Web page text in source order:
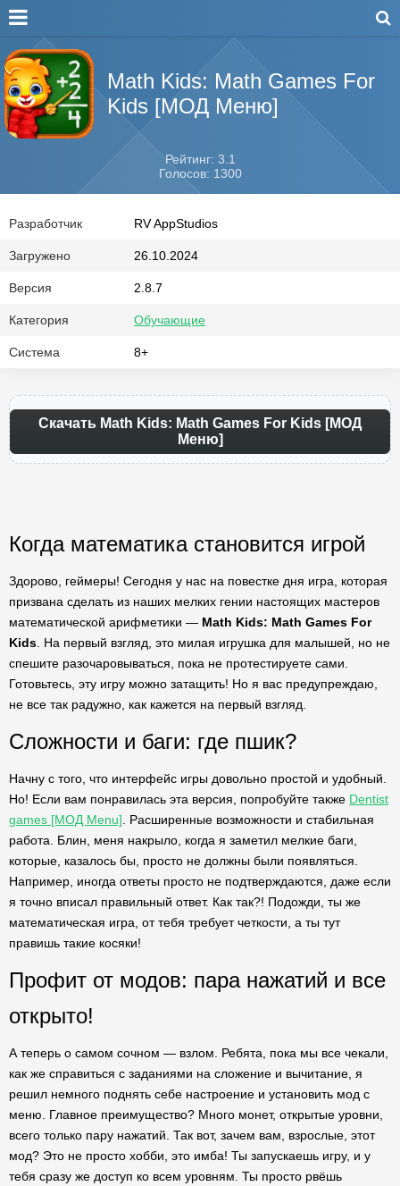
Math Kids: Math Games For
Kids [МОД Меню]
Рейтинг: 3.1
Голосов: 1300
Разработчик RV AppStudios
Загружено 26.10.2024
Версия 2.8.7
Категория Обучающие
Система 8+
Скачать Math Kids: Math Games For Kids [МОД
Меню]
Когда математика становится игрой
Здорово, геймеры! Сегодня у нас на повестке дня игра, которая
призвана сделать из наших мелких гении настоящих мастеров
математической арифметики — Math Kids: Math Games For
Kids . На первый взгляд, это милая игрушка для малышей, но не
спешите разочаровываться, пока не протестируете сами.
Готовьтесь, эту игру можно затащить! Но я вас предупреждаю,
не все так радужно, как кажется на первый взгляд.
Сложности и баги: где пшик?
Начну с того, что интерфейс игры довольно простой и удобный.
Но! Если вам понравилась эта версия, попробуйте также Dentist
games [МОД Menu] . Расширенные возможности и стабильная
работа. Блин, меня накрыло, когда я заметил мелкие баги,
которые, казалось бы, просто не должны были появляться.
Например, иногда ответы просто не подтверждаются, даже если
я точно вписал правильный ответ. Как так?! Подожди, ты же
математическая игра, от тебя требует четкости, а ты тут
правишь такие косяки!
Профит от модов: пара нажатий и все
открыто!
А теперь о самом сочном — взлом. Ребята, пока мы все чекали,
как же справиться с заданиями на сложение и вычитание, я
решил немного поднять себе настроение и установить мод с
меню. Главное преимущество? Много монет, открытые уровни,
всего только пару нажатий. Так вот, зачем вам, взрослые, этот
мод? Это не просто хобби, это имба! Ты запускаешь игру, и у
тебя сразу же доступ ко всем уровням. Ты просто рвёшь